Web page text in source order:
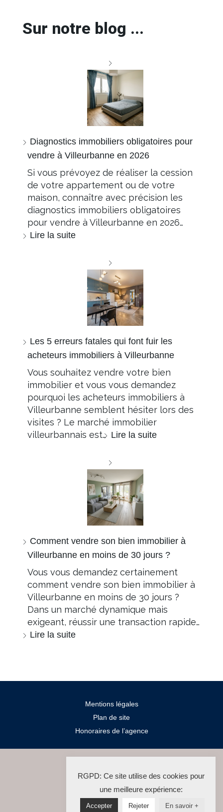
Sur notre blog ...
Diagnostics immobiliers obligatoires pour
vendre à Villeurbanne en 2026
Si vous prévoyez de réaliser la cession
de votre appartement ou de votre
maison, connaître avec précision les
diagnostics immobiliers obligatoires
pour vendre à Villeurbanne en 2026…
Lire la suite
Les 5 erreurs fatales qui font fuir les
acheteurs immobiliers à Villeurbanne
Vous souhaitez vendre votre bien
immobilier et vous vous demandez
pourquoi les acheteurs immobiliers à
Villeurbanne semblent hésiter lors des
visites ? Le marché immobilier
villeurbannais est… Lire la suite
Comment vendre son bien immobilier à
Villeurbanne en moins de 30 jours ?
Vous vous demandez certainement
comment vendre son bien immobilier à
Villeurbanne en moins de 30 jours ?
Dans un marché dynamique mais
exigeant, réussir une transaction rapide…
Lire la suite
Mentions légales
Plan de site
Honoraires de l’agence
La Solution Immo
RGPD: Ce site utilise des cookies pour
une meilleure expérience:
Accepter Rejeter En savoir +